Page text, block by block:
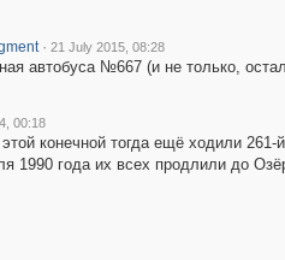
· 21 July 2015, 08:28
автобуса №667 (и не только,
00:18
конечной тогда ещё ходили 261-
1990 года их всех продлили до